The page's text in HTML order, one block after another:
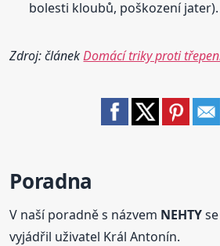
bolesti kloubů, poškození jater).
Zdroj: článekDomácí triky proti
Poradna
V naší poradně s názvem NEHTY
vyjádřil uživatel Král Antonín.